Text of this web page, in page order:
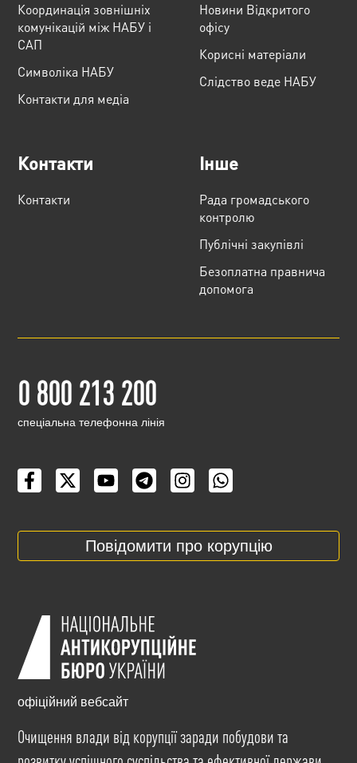
Координація зовнішніх
комунікацій між НАБУ і
САП
Cимволіка НАБУ
Контакти для медіа
Новини Відкритого
офісу
Корисні матеріали
Слідство веде НАБУ
Контакти
Контакти
Інше
Рада громадського
контролю
Публічні закупівлі
Безоплатна правнича
допомога
0 800 213 200
cпеціальна телефонна лінія
Повідомити про корупцію
офіційний вебсайт
Очищення влади від корупції заради побудови та